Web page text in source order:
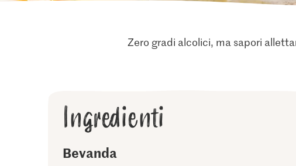
Zero gradi alcolici, ma sapori
Ingredienti
Bevanda